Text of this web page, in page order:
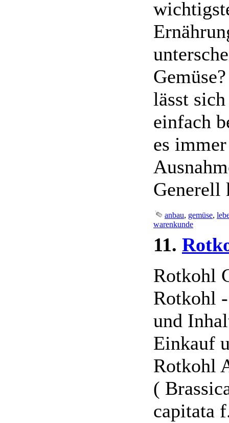
lässt
einfach
es
Generell
anbau, gemüse,
warenkunde
11.
Rotkohl
Rotkohl
und
Einkauf
Rotkohl
(
capitata